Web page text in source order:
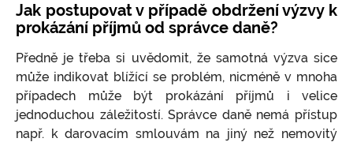
Jak postupovat v případě obdržení výzvy k
prokázání příjmů od správce daně?
Předně je třeba si uvědomit, že samotná výzva sice
může indikovat blížící se problém, nicméně v mnoha
případech může být prokázání příjmů i velice
jednoduchou záležitostí. Správce daně nemá přístup
např. k darovacím smlouvám na jiný než nemovitý